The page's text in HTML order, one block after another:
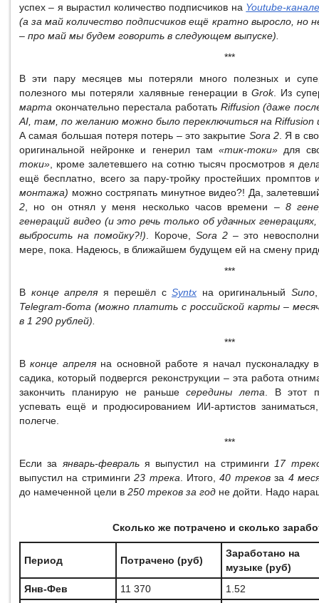
успех – я вырастил количество подписчиков на Youtube-
(а за май количество подписчиков ещё кратно выросло, но
– про май мы будем говорить в следующем выпуске).
***
В эти пару месяцев мы потеряли много полезных и
полезного мы потеряли халявные генерации вGrok. Из
марта окончательно перестала работать Riffusion (даже
AI, там, по желанию можно было переключиться на
А самая большая потеря потерь – это закрытие Sora 2. Я в
оригинальной нейронке и генерил там «тик-токи» для
токи» , кроме залетевшего на сотню тысяч просмотров я
ещё бесплатно, всего за пару-тройку простейших
монтажа) можно состряпать минутное видео?! Да,
2 , но он отнял у меня несколько часов времени – 8
генераций видео (и это речь только об удачных
выбросить на помойку?!) . Короче, Sora 2– это
мере, пока. Надеюсь, в ближайшем будущем ей на смену
***
В конце апреля я перешёл с Syntx на оригинальный Suno,
Telegram-бота (можно платить с российской карты –
в 1 290 рублей).
***
Вконце апреляна основной работе я начал пусконаладку
садика, который подвергся реконструкции – эта работа
закончить планирую не раньшесередины лета . В этот
успевать ещё и продюсированием ИИ-артистов
полегче.
***
Если за январь-февралья выпустил на стриминги
17
выпустил на стриминги23 трека . Итого,40 трековза 4
до намеченной цели в 250 треков за год не дойти. Надо
Сколько же потрачено и сколько
Период Потрачено (руб)
Заработано на
музыке (руб)
Янв-Фев
11 370
1.52